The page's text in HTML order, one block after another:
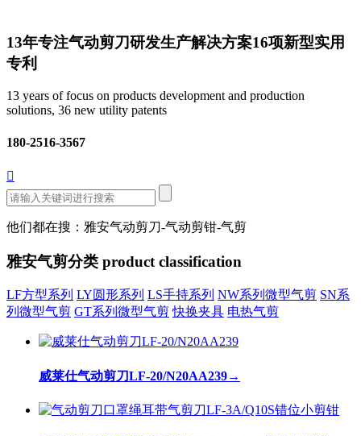
13年专注气动剪刀研发生产解决方案16项新型实用
专利
13 years of focus on products development and production
solutions, 36 new utility patents
180-2516-3567

他们都在搜：雅安气动剪刀-气动剪钳-气剪
雅安气剪分类 product classification
LF方型系列 LY圆形系列 LS手持系列 NW系列微型气剪 SN系
列微型气剪 GT系列微型气剪 快换夹具 电热气剪
威莱仕气动剪刀LF-20/N20AA239→